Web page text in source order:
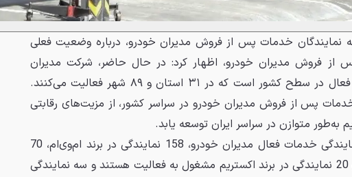
خدمات پس از فروش مدیران خودرو، درباره وضعیت فعلی
از فروش مدیران خودرو، اظهار کرد: در حال حاضر، شرکت مدیران
خودرو دارای ۲۵۱ نمایندگی فعال در سطح کشور است که در ۳۱ استان و ۸۹ شهر فعالیت می‌کنند.
پس از فروش مدیران خودرو در سراسر کشور، از مزیت‌های رقابتی
متوازن در سراسر ایران توسعه یابد.
به گفته وی از بین ۲۵۱ نمایندگی خدمات فعال مدیران خودرو، 158 نمایندگی در برند ام‌وی‌ام، 70
نمایندگی در برند فونیکس و 20 نمایندگی در برند اکستریم مشغول به فعالیت هستند و سه نمایندگی